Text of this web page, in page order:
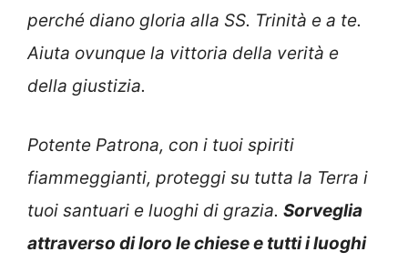
perché diano gloria alla SS. Trinità e a te.
Aiuta ovunque la vittoria della verità e
della giustizia.
Potente Patrona, con i tuoi spiriti
fiammeggianti, proteggi su tutta la Terra i
tuoi santuari e luoghi di grazia. Sorveglia
attraverso di loro le chiese e tutti i luoghi